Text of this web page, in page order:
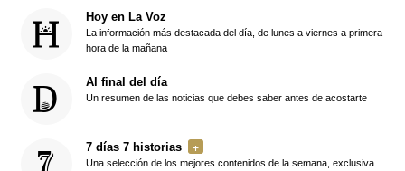
Hoy en La Voz
La información más destacada del día, de lunes a viernes a primera
hora de la mañana
Al final del día
Un resumen de las noticias que debes saber antes de acostarte
7 días 7 historias
Una selección de los mejores contenidos de la semana, exclusiva